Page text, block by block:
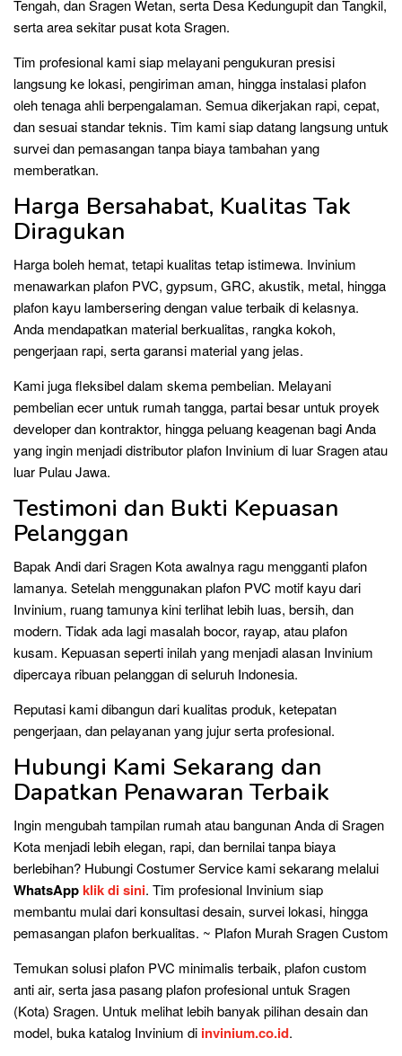
Tengah, dan Sragen Wetan, serta Desa Kedungupit dan Tangkil,
serta area sekitar pusat kota Sragen.
Tim profesional kami siap melayani pengukuran presisi
langsung ke lokasi, pengiriman aman, hingga instalasi plafon
oleh tenaga ahli berpengalaman. Semua dikerjakan rapi, cepat,
dan sesuai standar teknis. Tim kami siap datang langsung untuk
survei dan pemasangan tanpa biaya tambahan yang
memberatkan.
Harga Bersahabat, Kualitas Tak
Diragukan
Harga boleh hemat, tetapi kualitas tetap istimewa. Invinium
menawarkan plafon PVC, gypsum, GRC, akustik, metal, hingga
plafon kayu lambersering dengan value terbaik di kelasnya.
Anda mendapatkan material berkualitas, rangka kokoh,
pengerjaan rapi, serta garansi material yang jelas.
Kami juga fleksibel dalam skema pembelian. Melayani
pembelian ecer untuk rumah tangga, partai besar untuk proyek
developer dan kontraktor, hingga peluang keagenan bagi Anda
yang ingin menjadi distributor plafon Invinium di luar Sragen atau
luar Pulau Jawa.
Testimoni dan Bukti Kepuasan
Pelanggan
Bapak Andi dari Sragen Kota awalnya ragu mengganti plafon
lamanya. Setelah menggunakan plafon PVC motif kayu dari
Invinium, ruang tamunya kini terlihat lebih luas, bersih, dan
modern. Tidak ada lagi masalah bocor, rayap, atau plafon
kusam. Kepuasan seperti inilah yang menjadi alasan Invinium
dipercaya ribuan pelanggan di seluruh Indonesia.
Reputasi kami dibangun dari kualitas produk, ketepatan
pengerjaan, dan pelayanan yang jujur serta profesional.
Hubungi Kami Sekarang dan
Dapatkan Penawaran Terbaik
Ingin mengubah tampilan rumah atau bangunan Anda di Sragen
Kota menjadi lebih elegan, rapi, dan bernilai tanpa biaya
berlebihan? Hubungi Costumer Service kami sekarang melalui
WhatsAppklik di sini. Tim profesional Invinium siap
membantu mulai dari konsultasi desain, survei lokasi, hingga
pemasangan plafon berkualitas. ~ Plafon Murah Sragen Custom
Temukan solusi plafon PVC minimalis terbaik, plafon custom
anti air, serta jasa pasang plafon profesional untuk Sragen
(Kota) Sragen. Untuk melihat lebih banyak pilihan desain dan
model, buka katalog Invinium di invinium.co.id.